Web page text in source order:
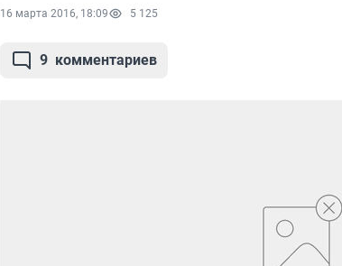
16 марта 2016, 18:09 5 125
9 комментариев